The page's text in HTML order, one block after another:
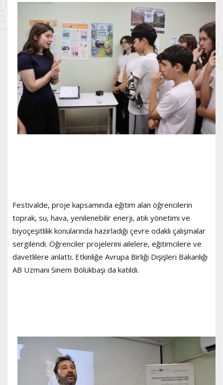
Festivalde, proje kapsamında eğitim alan öğrencilerin
toprak, su, hava, yenilenebilir enerji, atık yönetimi ve
biyoçeşitlilik konularında hazırladığı çevre odaklı çalışmalar
sergilendi. Öğrenciler projelerini ailelere, eğitimcilere ve
davetlilere anlattı. Etkinliğe Avrupa Birliği Dışişleri Bakanlığı
AB Uzmanı Sinem Bölükbaşı da katıldı.